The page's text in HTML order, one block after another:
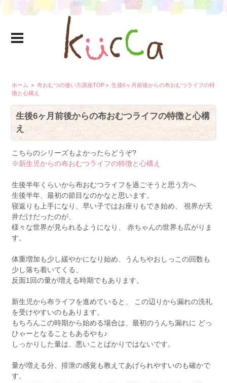
ホーム ＞ 布おむつの使い方講座TOP＞ 生後6ヶ月前後からの布おむつライフの特
徴と心構え
生後6ヶ月前後からの布おむつライフの特徴と心構
え
こちらのシリーズもよかったらどうぞ?
※新生児からの布おむつライフの特徴と心構え
生後半年くらいから布おむつライフを過ごそうと思う方へ
生後半年、最初の節目なのかなと思います。
寝返りも上手になり、早い子ではお座りもでき始め、 視界が天
井だけだったのが、
様々な世界が見られるようになり、 赤ちゃんの世界も広がりま
す。
体重増加も少し緩やかになり始め、うんちやおしっこの回数も
少し落ち着いてくる、
反面1回の量が増える時期でもあります。
新生児から布ライフを進めていると、 この辺りから漏れの洗礼
を受けやすいのもあります。
もちろんこの時期から始める場合は、最初のうんち漏れに どっ
ひゃーとなることもあるやも♪
しっかりした量は、悪いことばかりではないです。
量が増える分、排泄の感覚も教えてあげられやすいのも確かで
す。